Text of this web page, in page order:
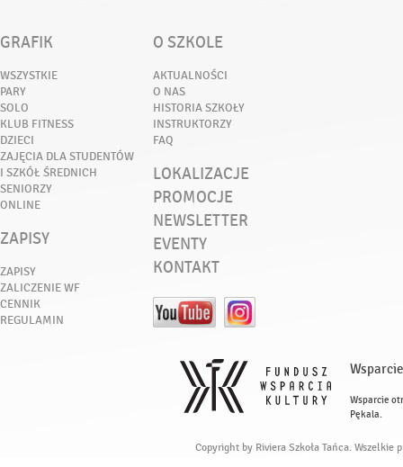
GRAFIK
WSZYSTKIE
PARY
SOLO
KLUB FITNESS
DZIECI
ZAJĘCIA DLA STUDENTÓW
I SZKÓŁ ŚREDNICH
SENIORZY
ONLINE
ZAPISY
ZAPISY
ZALICZENIE WF
CENNIK
REGULAMIN
O SZKOLE
AKTUALNOŚCI
O NAS
HISTORIA SZKOŁY
INSTRUKTORZY
FAQ
LOKALIZACJE
PROMOCJE
NEWSLETTER
EVENTY
KONTAKT
Wsparcie
Pękala.
Copyright by Riviera Szkoła Tańca. Wszelkie